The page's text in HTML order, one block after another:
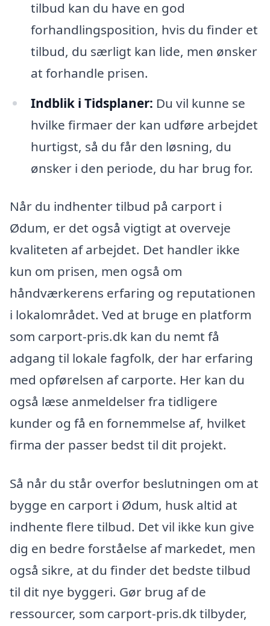
tilbud kan du have en god
forhandlingsposition, hvis du finder et
tilbud, du særligt kan lide, men ønsker
at forhandle prisen.
Indblik i Tidsplaner: Du vil kunne se
hvilke firmaer der kan udføre arbejdet
hurtigst, så du får den løsning, du
ønsker i den periode, du har brug for.
Når du indhenter tilbud på carport i
Ødum, er det også vigtigt at overveje
kvaliteten af arbejdet. Det handler ikke
kun om prisen, men også om
håndværkerens erfaring og reputationen
i lokalområdet. Ved at bruge en platform
som carport-pris.dk kan du nemt få
adgang til lokale fagfolk, der har erfaring
med opførelsen af carporte. Her kan du
også læse anmeldelser fra tidligere
kunder og få en fornemmelse af, hvilket
firma der passer bedst til dit projekt.
Så når du står overfor beslutningen om at
bygge en carport i Ødum, husk altid at
indhente flere tilbud. Det vil ikke kun give
dig en bedre forståelse af markedet, men
også sikre, at du finder det bedste tilbud
til dit nye byggeri. Gør brug af de
ressourcer, som carport-pris.dk tilbyder,